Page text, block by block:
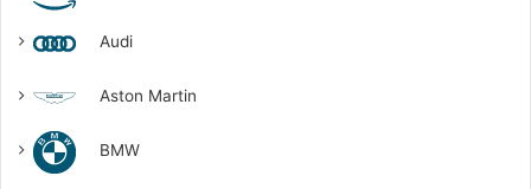
Audi
Aston Martin
BMW